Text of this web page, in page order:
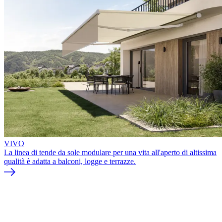
VIVO
La linea di tende da sole modulare per una vita all'aperto di altissima
qualità è adatta a balconi, logge e terrazze.